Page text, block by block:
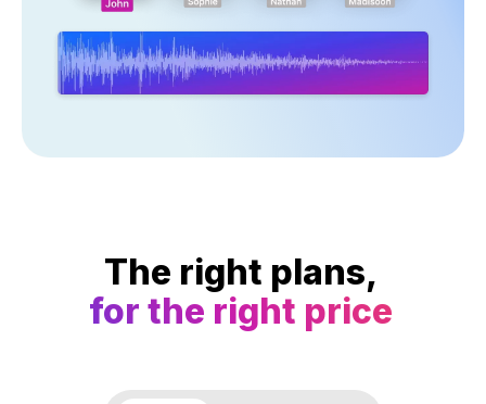
The right plans,
for the right price